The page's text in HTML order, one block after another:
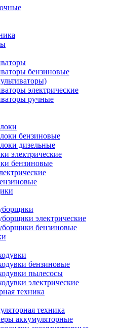
бензиновые
электрические
ручные
бензиновые
дизельные
электрические
бензиновые
электрические
бензиновые
бензиновые
пылесосы
электрические
техника
техника
аккумуляторные